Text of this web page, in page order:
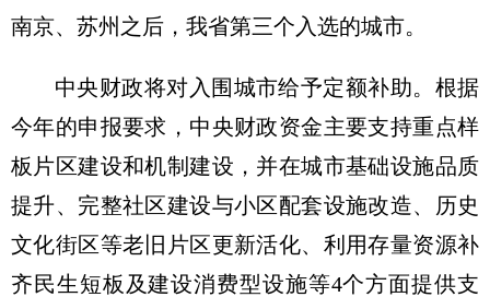
南京、苏州之后，我省第三个入选的城市。
中央财政将对入围城市给予定额补助。根据
今年的申报要求，中央财政资金主要支持重点样
板片区建设和机制建设，并在城市基础设施品质
提升、完整社区建设与小区配套设施改造、历史
文化街区等老旧片区更新活化、利用存量资源补
齐民生短板及建设消费型设施等4个方面提供支